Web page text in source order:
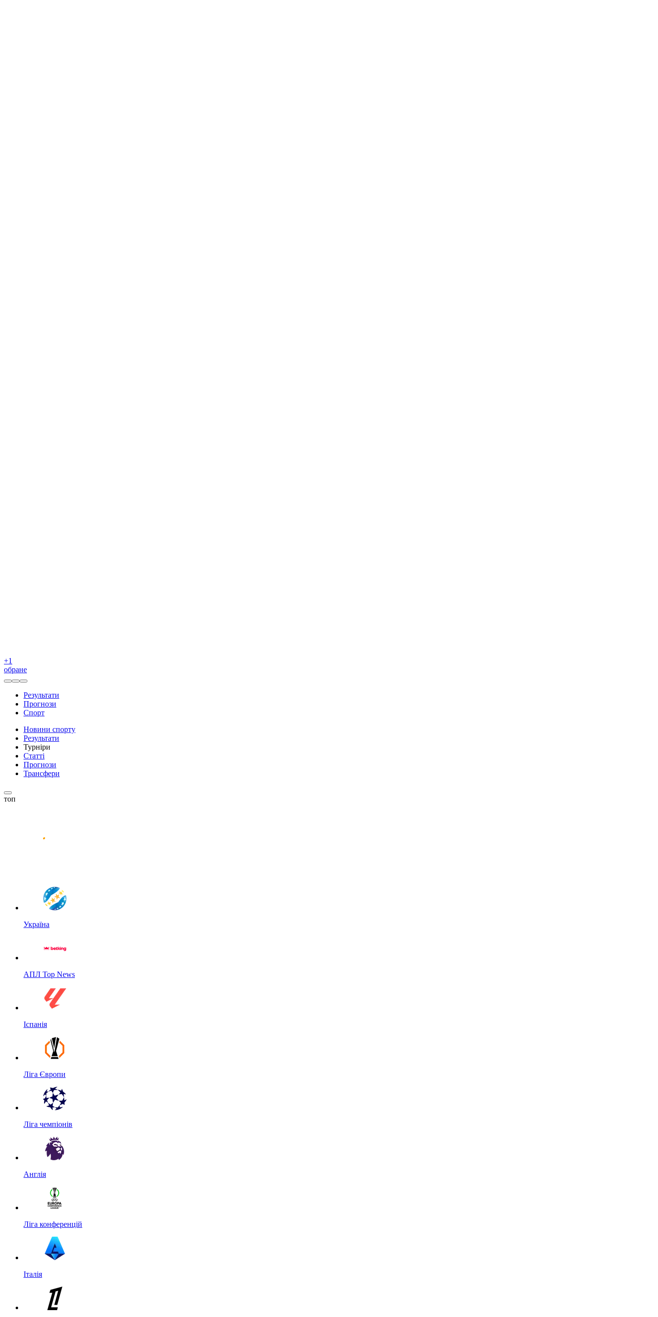
+1
обране
Результати
Прогнози
Спорт
Новини спорту
Результати
Турніри
Статті
Прогнози
Трансфери
топ
Україна
АПЛ Top News
Іспанія
Ліга Європи
Ліга чемпіонів
Англія
Ліга конференцій
Італія